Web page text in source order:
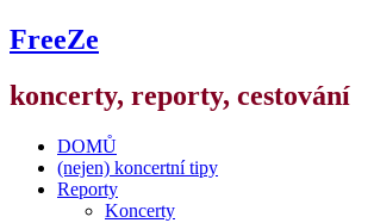
FreeZe
koncerty, reporty, cestování
DOMŮ
(nejen) koncertní tipy
Reporty
Koncerty